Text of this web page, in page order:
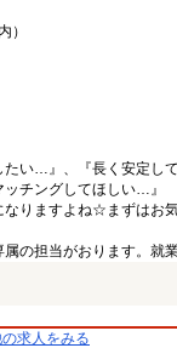
）
たい…』、『長く安定
チングしてほしい…』
りますよね☆まずはお
の担当がおります。就
求人をみる